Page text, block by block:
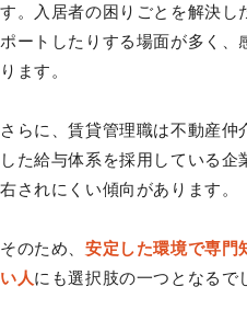
す。入居者の困りごとを解決し
ポートしたりする場面が多く、
ります。
さらに、賃貸管理職は不動産仲
した給与体系を採用している
右されにくい傾向があります。
そのため、 安定した環境で専門
い人にも選択肢の一つとなるで